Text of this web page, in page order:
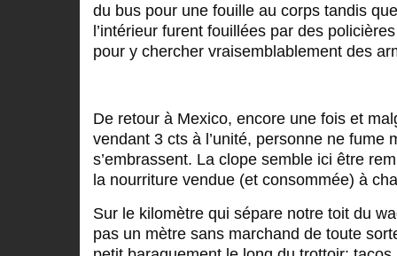
du bus pour une fouille au corps tandis
l’intérieur furent fouillées par des
pour y chercher vraisemblablement des
De retour à Mexico, encore une fois et
vendant 3 cts à l’unité, personne ne fume
s’embrassent. La clope semble ici être
la nourriture vendue (et consommée) à
Sur le kilomètre qui sépare notre toit du
pas un mètre sans marchand de toute